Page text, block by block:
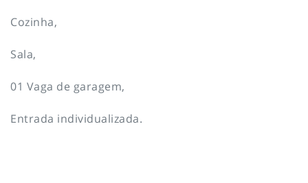
Cozinha,
Sala,
01 Vaga de garagem,
Entrada individualizada.